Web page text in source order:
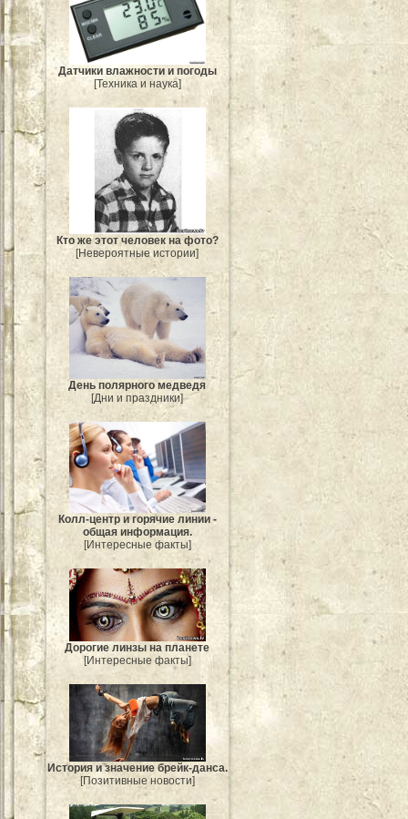
Датчики влажности и погоды
[Техника и наука]
Кто же этот человек на фото?
[Невероятные истории]
День полярного медведя
[Дни и праздники]
Колл-центр и горячие линии -
общая информация.
[Интересные факты]
Дорогие линзы на планете
[Интересные факты]
История и значение брейк-данса.
[Позитивные новости]